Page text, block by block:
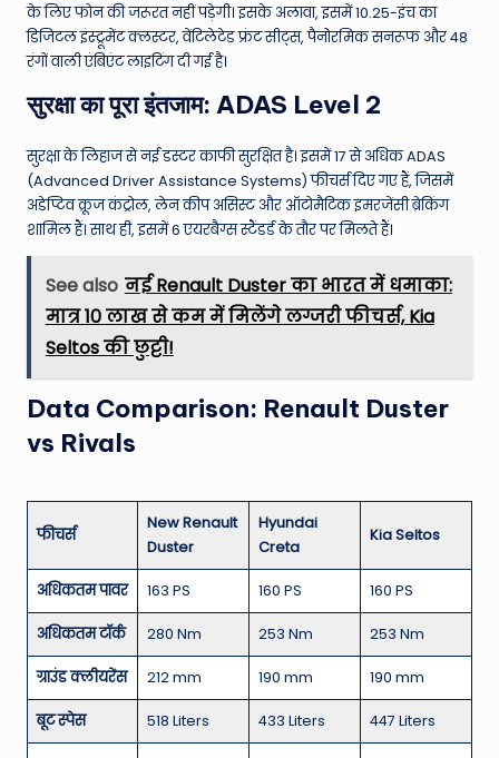
के लिए फोन की जरूरत नहीं पड़ेगी। इसके अलावा, इसमें 10.25-इंच का
डिजिटल इंस्ट्रूमेंट क्लस्टर, वेंटिलेटेड फ्रंट सीट्स, पैनोरमिक सनरूफ और 48
रंगों वाली एंबिएंट लाइटिंग दी गई है।
सुरक्षा का पूरा इंतजाम: ADAS Level 2
सुरक्षा के लिहाज से नई डस्टर काफी सुरक्षित है। इसमें 17 से अधिक ADAS
(Advanced Driver Assistance Systems) फीचर्स दिए गए हैं, जिसमें
अडेप्टिव क्रूज कंट्रोल, लेन कीप असिस्ट और ऑटोमैटिक इमरजेंसी ब्रेकिंग
शामिल हैं। साथ ही, इसमें 6 एयरबैग्स स्टैंडर्ड के तौर पर मिलते हैं।
See also नई Renault Duster का भारत में धमाका:
मात्र 10 लाख से कम में मिलेंगे लग्जरी फीचर्स, Kia
Seltos की छुट्टी!
Data Comparison: Renault Duster
vs Rivals
फीचर्स
New Renault
Duster
Hyundai
Creta
Kia Seltos
अधिकतम पावर 163 PS 160 PS 160 PS
अधिकतम टॉर्क 280 Nm 253 Nm 253 Nm
ग्राउंड क्लीयरेंस 212 mm 190 mm 190 mm
बूट स्पेस 518 Liters 433 Liters 447 Liters